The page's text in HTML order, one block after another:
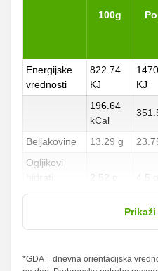
100g
Energijske
vrednosti
822.74
KJ
KJ
196.64
kCal
Beljakovine 13.29 g
Ogljikovi
hidrati
2.52 g 4.5 g
1 g
13.43 g 24 g
*GDA = dnevna orientacijska